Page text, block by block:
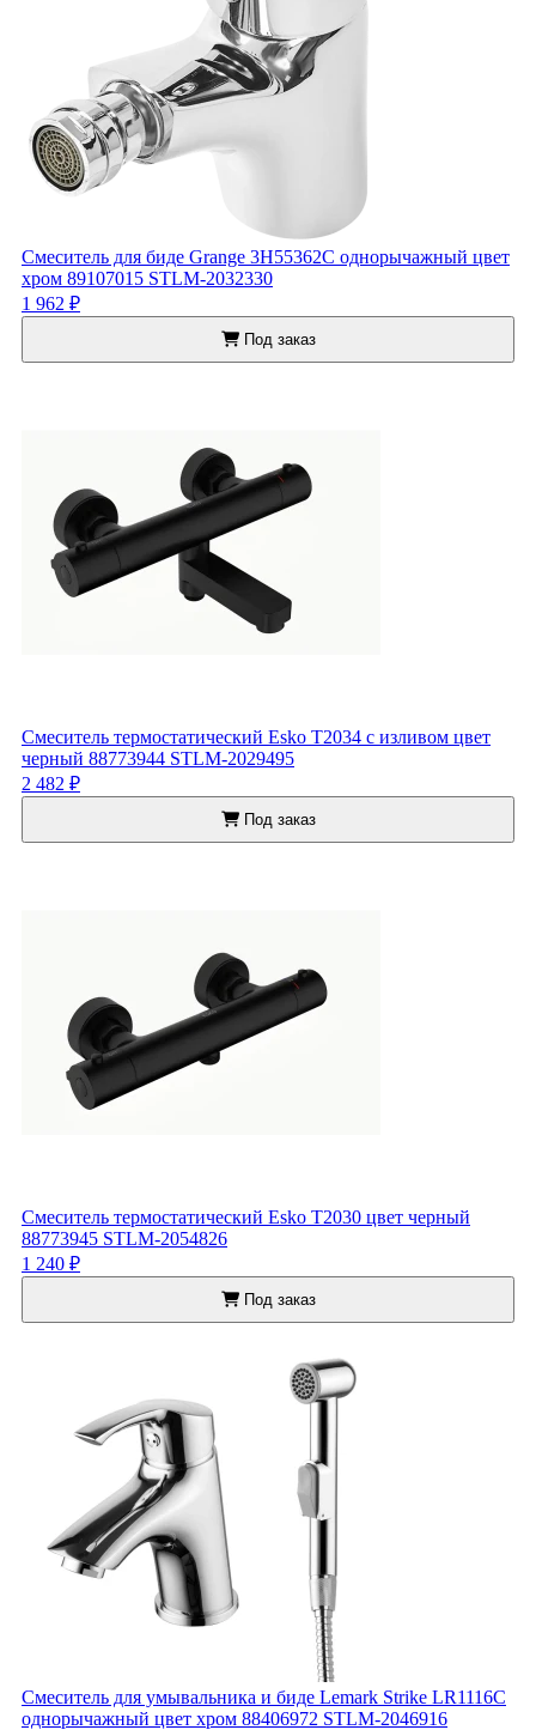
Смеситель для биде Grange 3Н55362С однорычажный цвет
хром 89107015 STLM-2032330
1 962 ₽
Под заказ
Смеситель термостатический Esko T2034 с изливом цвет
черный 88773944 STLM-2029495
2 482 ₽
Под заказ
Смеситель термостатический Esko T2030 цвет черный
88773945 STLM-2054826
1 240 ₽
Под заказ
Смеситель для умывальника и биде Lemark Strike LR1116C
однорычажный цвет хром 88406972 STLM-2046916